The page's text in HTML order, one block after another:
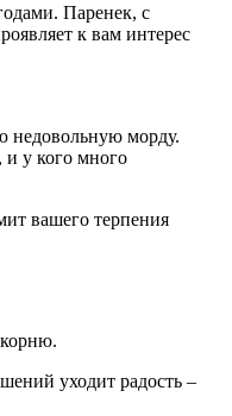
Паренек, с
к вам интерес
недовольную морду.
и у кого много
вашего терпения
корню.
уходит радость –